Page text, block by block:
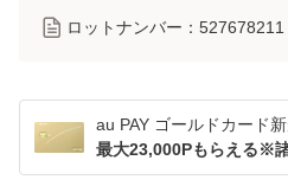
ロットナンバー： 527678211
au PAY ゴールドカード
最大23,000Pもらえる※